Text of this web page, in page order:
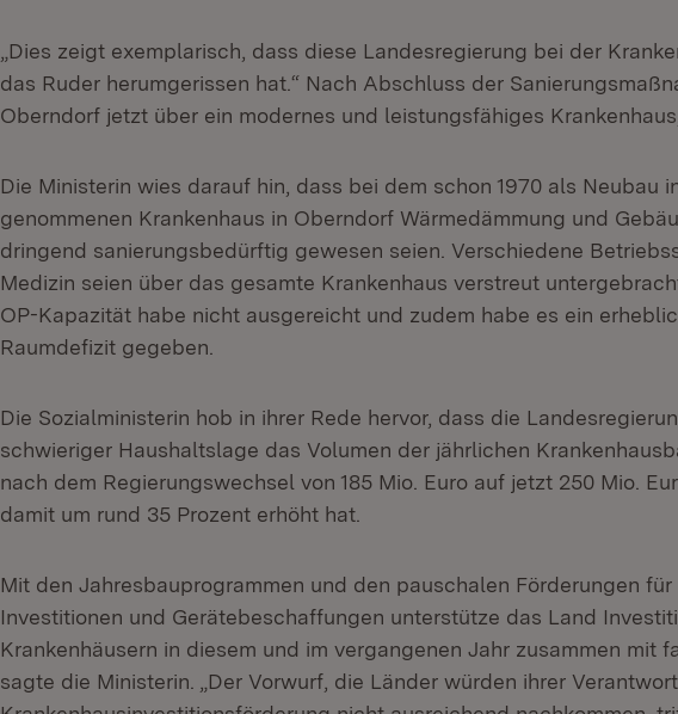
„Dies zeigt exemplarisch, dass diese Landesregierung bei der
das Ruder herumgerissen hat.“ Nach Abschluss der
Oberndorf jetzt über ein modernes und leistungsfähiges
Die Ministerin wies darauf hin, dass bei dem schon 1970 als Neubau
genommenen Krankenhaus in Oberndorf Wärmedämmung und
dringend sanierungsbedürftig gewesen seien. Verschiedene
Medizin seien über das gesamte Krankenhaus verstreut
OP-Kapazität habe nicht ausgereicht und zudem habe es ein
Raumdefizit gegeben.
Die Sozialministerin hob in ihrer Rede hervor, dass die
schwieriger Haushaltslage das Volumen der jährlichen
nach dem Regierungswechsel von 185 Mio. Euro auf jetzt 250 Mio.
damit um rund 35 Prozent erhöht hat.
Mit den Jahresbauprogrammen und den pauschalen Förderungen für
Investitionen und Gerätebeschaffungen unterstütze das Land
Krankenhäusern in diesem und im vergangenen Jahr zusammen mit
sagte die Ministerin. „Der Vorwurf, die Länder würden ihrer